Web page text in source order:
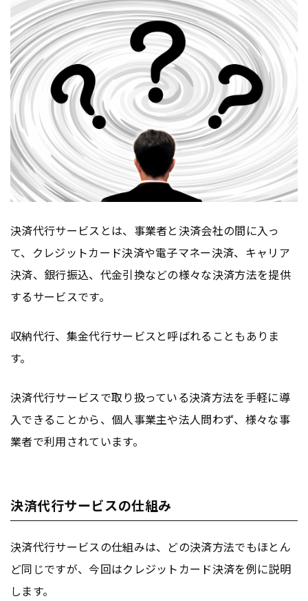
決済代行サービスとは、事業者と決済会社の間に入っ
て、クレジットカード決済や電子マネー決済、キャリア
決済、銀行振込、代金引換などの様々な決済方法を提供
するサービスです。
収納代行、集金代行サービスと呼ばれることもありま
す。
決済代行サービスで取り扱っている決済方法を手軽に導
入できることから、個人事業主や法人問わず、様々な事
業者で利用されています。
決済代行サービスの仕組み
決済代行サービスの仕組みは、どの決済方法でもほとん
ど同じですが、今回はクレジットカード決済を例に説明
します。